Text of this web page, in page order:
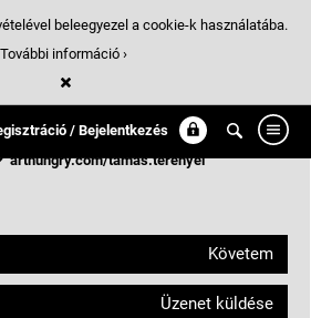
/ Bejelentkezés
Terenyei
Budapest, Magyarorszag
arthungry.com/tamas.terenyei
Követem
Üzenet küldése
beleegyezel a cookie-k használatába.
További információ ›